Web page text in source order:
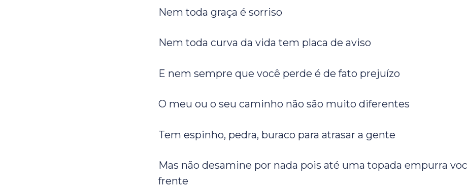
Nem toda graça é sorriso
Nem toda curva da vida tem placa de aviso
E nem sempre que você perde é de fato prejuízo
O meu ou o seu caminho não são muito diferentes
Tem espinho, pedra, buraco para atrasar a gente
Mas não desamine por nada pois até uma topada empurra
frente